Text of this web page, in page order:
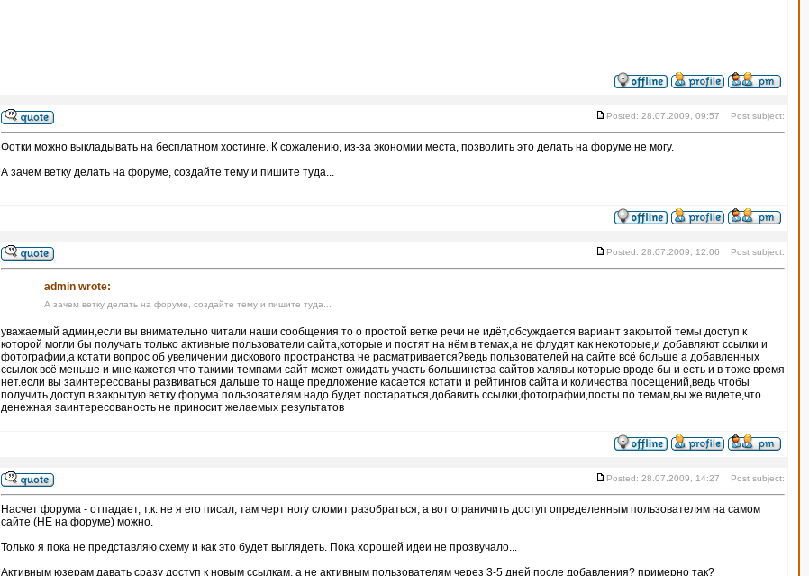
Posted: 28.07.2009, 09:57 Post subject:
Фотки можно выкладывать на бесплатном хостинге. К сожалению, из-за экономии места, позволить это делать на форуме не могу.
А зачем ветку делать на форуме, создайте тему и пишите туда...
Posted: 28.07.2009, 12:06 Post subject:
admin wrote:
А зачем ветку делать на форуме, создайте тему и пишите туда...
уважаемый админ,если вы внимательно читали наши сообщения то о простой ветке речи не идёт,обсуждается вариант закрытой темы доступ к
которой могли бы получать только активные пользователи сайта,которые и постят на нём в темах,а не флудят как некоторые,и добавляют ссылки и
фотографии,а кстати вопрос об увеличении дискового пространства не расматривается?ведь пользователей на сайте всё больше а добавленных
ссылок всё меньше и мне кажется что такими темпами сайт может ожидать участь большинства сайтов халявы которые вроде бы и есть и в тоже время
нет.если вы заинтересованы развиваться дальше то наще предложение касается кстати и рейтингов сайта и количества посещений,ведь чтобы
получить доступ в закрытую ветку форума пользователям надо будет постараться,добавить ссылки,фотографии,посты по темам,вы же видете,что
денежная заинтересованость не приносит желаемых результатов
Posted: 28.07.2009, 14:27 Post subject:
Насчет форума - отпадает, т.к. не я его писал, там черт ногу сломит разобраться, а вот ограничить доступ определенным пользователям на самом
сайте (НЕ на форуме) можно.
Только я пока не представляю схему и как это будет выглядеть. Пока хорошей идеи не прозвучало...
Активным юзерам давать сразу доступ к новым ссылкам, а не активным пользователям через 3-5 дней после добавления? примерно так?